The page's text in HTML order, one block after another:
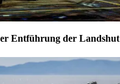
Entführung der Landshut